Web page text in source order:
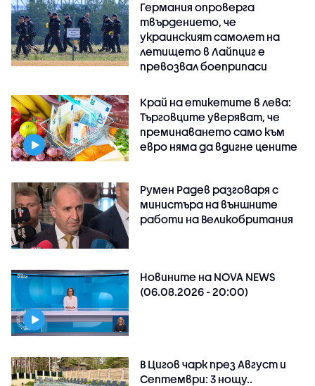
Германия опроверга
твърдението, че
украинският самолет на
летището в Лайпциг е
превозвал боеприпаси
Край на етикетите в лева:
Търговците уверяват, че
преминаването само към
евро няма да вдигне цените
Румен Радев разговаря с
министъра на външните
работи на Великобритания
Новините на NOVA NEWS
(06.08.2026 - 20:00)
В Цигов чарк през Август и
Септември: 3 нощу..